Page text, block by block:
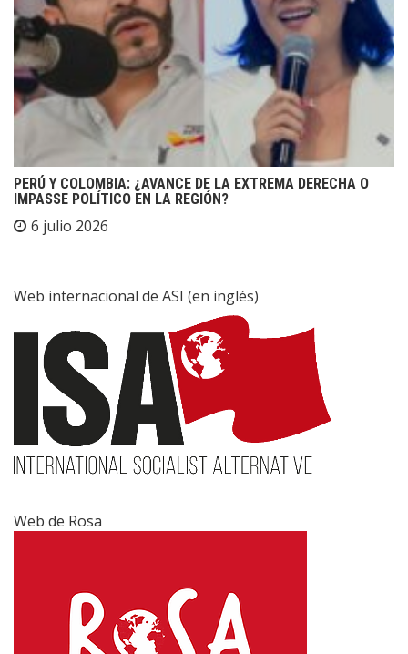
PERÚ Y COLOMBIA: ¿AVANCE DE LA EXTREMA DERECHA O
IMPASSE POLÍTICO EN LA REGIÓN?
6 julio 2026
Web internacional de ASI (en inglés)
Web de Rosa